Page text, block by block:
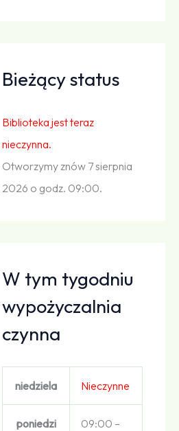
Bieżący status
Biblioteka jest teraz
nieczynna.
Otworzymy znów 7 sierpnia
2026 o godz. 09:00.
W tym tygodniu
wypożyczalnia
czynna
niedziela Nieczynne
poniedzi
09:00 –